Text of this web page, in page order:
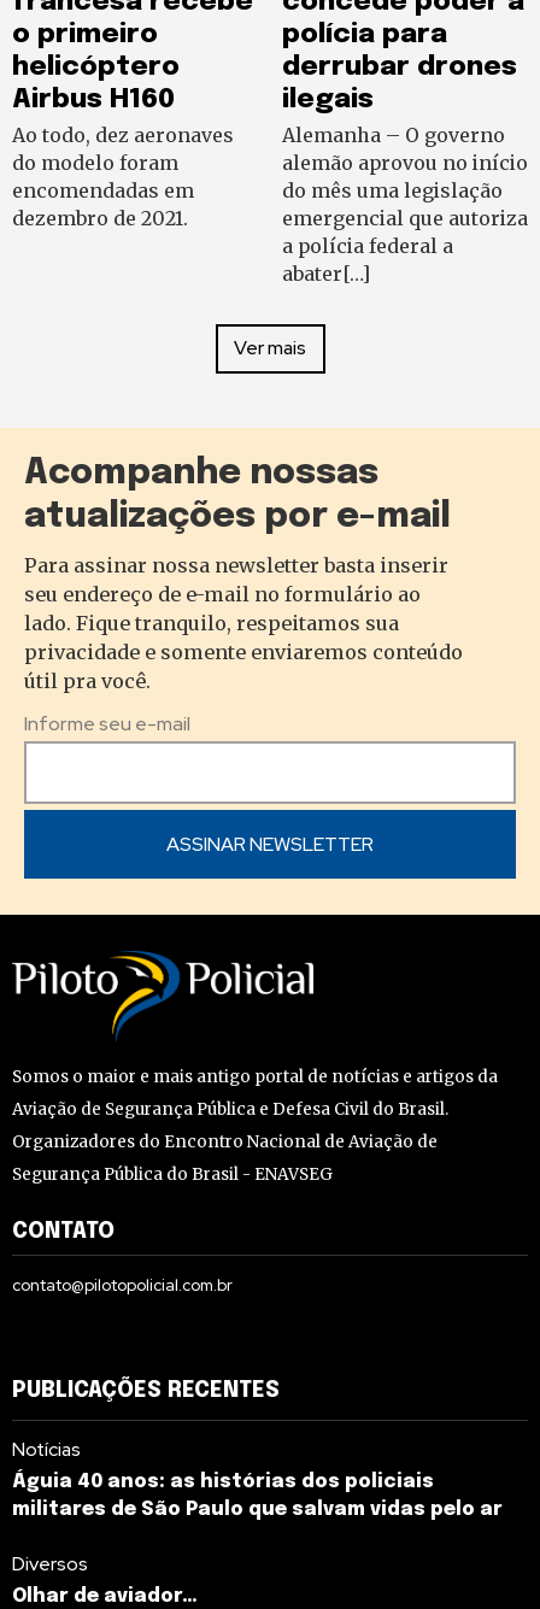
o primeiro
helicóptero
Airbus H160
Ao todo, dez aeronaves
do modelo foram
encomendadas em
dezembro de 2021.
polícia para
derrubar drones
ilegais
Alemanha – O governo
alemão aprovou no início
do mês uma legislação
emergencial que autoriza
a polícia federal a
abater[…]
Ver mais
Acompanhe nossas
atualizações por e-mail
Para assinar nossa newsletter basta inserir
seu endereço de e-mail no formulário ao
lado. Fique tranquilo, respeitamos sua
privacidade e somente enviaremos conteúdo
útil pra você.
Informe seu e-mail
Somos o maior e mais antigo portal de notícias e artigos da
Aviação de Segurança Pública e Defesa Civil do Brasil.
Organizadores do Encontro Nacional de Aviação de
Segurança Pública do Brasil - ENAVSEG
CONTATO
contato@pilotopolicial.com.br
PUBLICAÇÕES RECENTES
Notícias
Águia 40 anos: as histórias dos policiais
militares de São Paulo que salvam vidas pelo ar
Diversos
Olhar de aviador…